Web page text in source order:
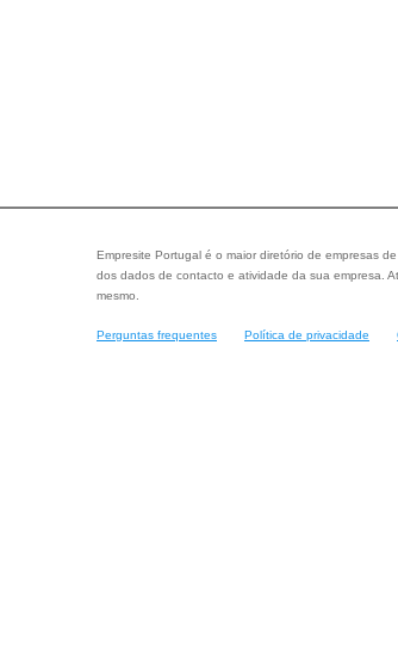
Empresite Portugal é o maior diretório de empresas
dos dados de contacto e atividade da sua empresa.
mesmo.
Perguntas frequentes Política de privacidade